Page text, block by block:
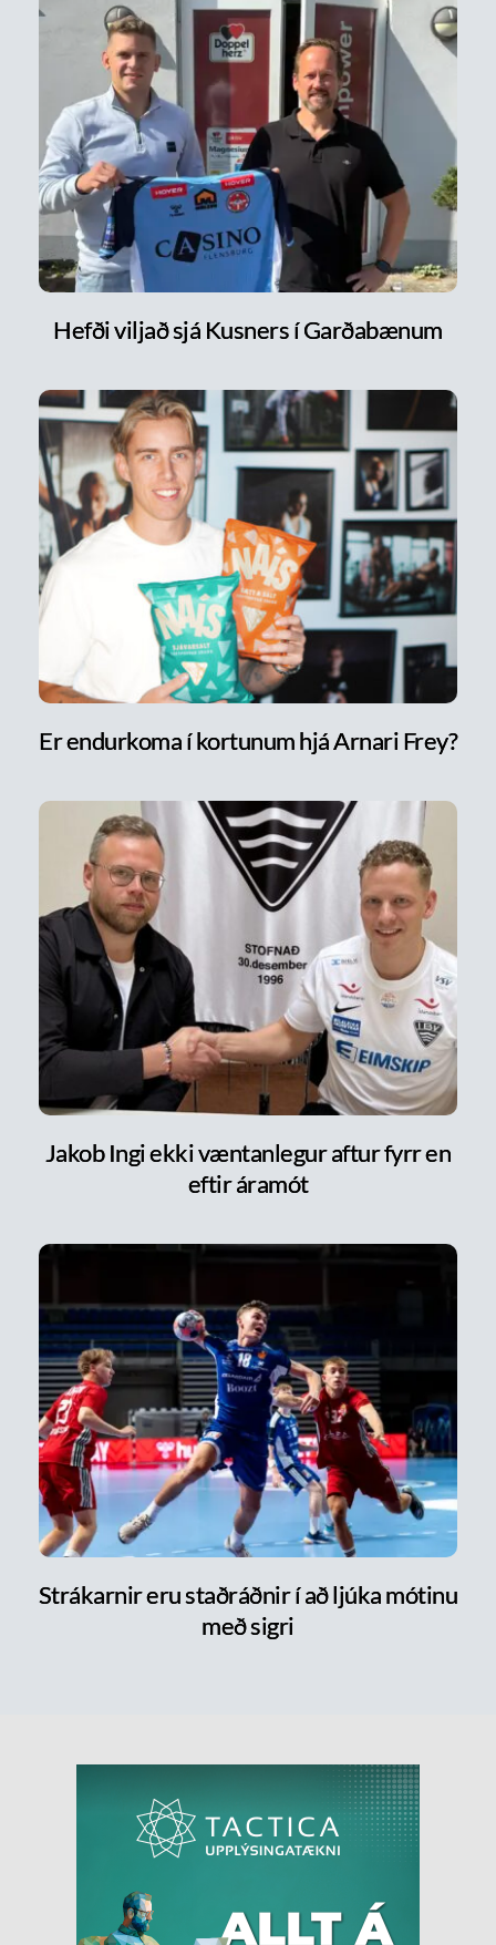
Hefði viljað sjá Kusners í Garðabænum
Er endurkoma í kortunum hjá Arnari Frey?
Jakob Ingi ekki væntanlegur aftur fyrr en
eftir áramót
Strákarnir eru staðráðnir í að ljúka mótinu
með sigri